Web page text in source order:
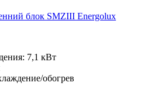
блок SMZIII Energolux
7,1 кВт
обогрев